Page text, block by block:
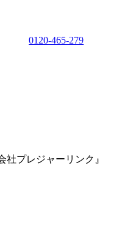
0120-465-279